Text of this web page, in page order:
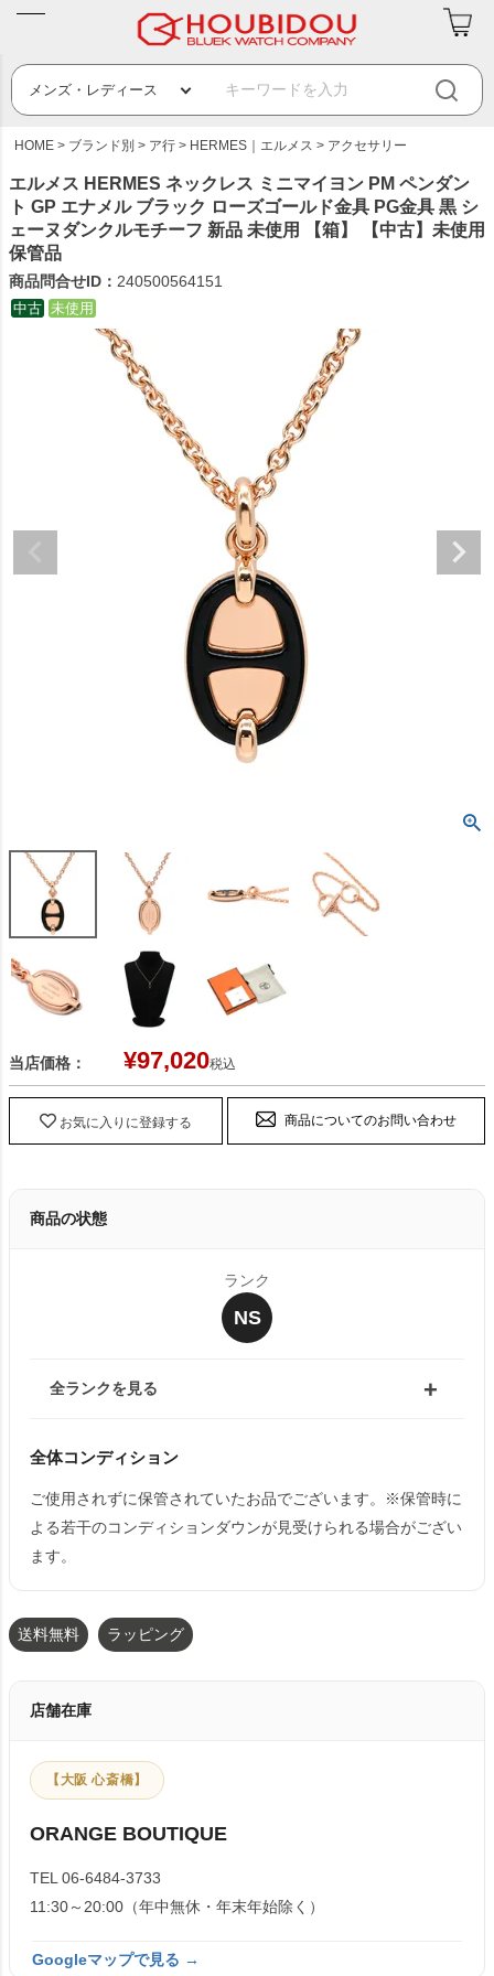
HOME ブランド別 ア行 HERMES｜エルメス アクセサリー
エルメス HERMES ネックレス ミニマイヨン PM ペンダン
ト GP エナメル ブラック ローズゴールド金具 PG金具 黒 シ
ェーヌダンクルモチーフ 新品 未使用 【箱】 【中古】未使用
保管品
商品問合せID： 240500564151
中古 未使用
当店価格： ¥97,020税込
お気に入りに登録する 商品についてのお問い合わせ
商品の状態
ランク
NS
全ランクを見る
全体コンディション
ご使用されずに保管されていたお品でございます。※保管時に
よる若干のコンディションダウンが見受けられる場合がござい
ます。
送料無料 ラッピング
店舗在庫
【大阪 心斎橋】
ORANGE BOUTIQUE
TEL 06-6484-3733
11:30～20:00（年中無休・年末年始除く）
Googleマップで見る →